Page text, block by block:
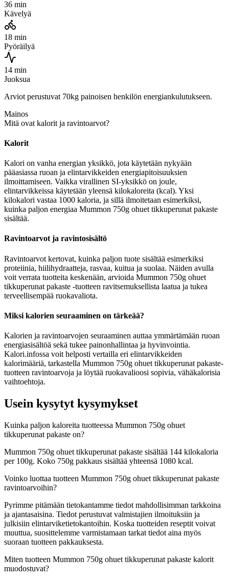
36 min
Kävelyä
18 min
Pyöräilyä
14 min
Juoksua
Arviot perustuvat 70kg painoisen henkilön energiankulutukseen.
Mainos
Mitä ovat kalorit ja ravintoarvot?
Kalorit
Kalori on vanha energian yksikkö, jota käytetään nykyään
pääasiassa ruoan ja elintarvikkeiden energiapitoisuuksien
ilmoittamiseen. Vaikka virallinen SI-yksikkö on joule,
elintarvikkeissa käytetään yleensä kilokaloreita (kcal). Yksi
kilokalori vastaa 1000 kaloria, ja sillä ilmoitetaan esimerkiksi,
kuinka paljon energiaa Mummon 750g ohuet tikkuperunat pakaste
sisältää.
Ravintoarvot ja ravintosisältö
Ravintoarvot kertovat, kuinka paljon tuote sisältää esimerkiksi
proteiinia, hiilihydraatteja, rasvaa, kuitua ja suolaa. Näiden avulla
voit verrata tuotteita keskenään, arvioida Mummon 750g ohuet
tikkuperunat pakaste -tuotteen ravitsemuksellista laatua ja tukea
terveellisempää ruokavaliota.
Miksi kalorien seuraaminen on tärkeää?
Kalorien ja ravintoarvojen seuraaminen auttaa ymmärtämään ruoan
energiasisältöä sekä tukee painonhallintaa ja hyvinvointia.
Kalori.infossa voit helposti vertailla eri elintarvikkeiden
kalorimääriä, tarkastella Mummon 750g ohuet tikkuperunat pakaste-
tuotteen ravintoarvoja ja löytää ruokavalioosi sopivia, vähäkalorisia
vaihtoehtoja.
Usein kysytyt kysymykset
Kuinka paljon kaloreita tuotteessa Mummon 750g ohuet
tikkuperunat pakaste on?
Mummon 750g ohuet tikkuperunat pakaste sisältää 144 kilokaloria
per 100g. Koko 750g pakkaus sisältää yhteensä 1080 kcal.
Voinko luottaa tuotteen Mummon 750g ohuet tikkuperunat pakaste
ravintoarvoihin?
Pyrimme pitämään tietokantamme tiedot mahdollisimman tarkkoina
ja ajantasaisina. Tiedot perustuvat valmistajien ilmoituksiin ja
julkisiin elintarviketietokantoihin. Koska tuotteiden reseptit voivat
muuttua, suosittelemme varmistamaan tarkat tiedot aina myös
suoraan tuotteen pakkauksesta.
Miten tuotteen Mummon 750g ohuet tikkuperunat pakaste kalorit
muodostuvat?